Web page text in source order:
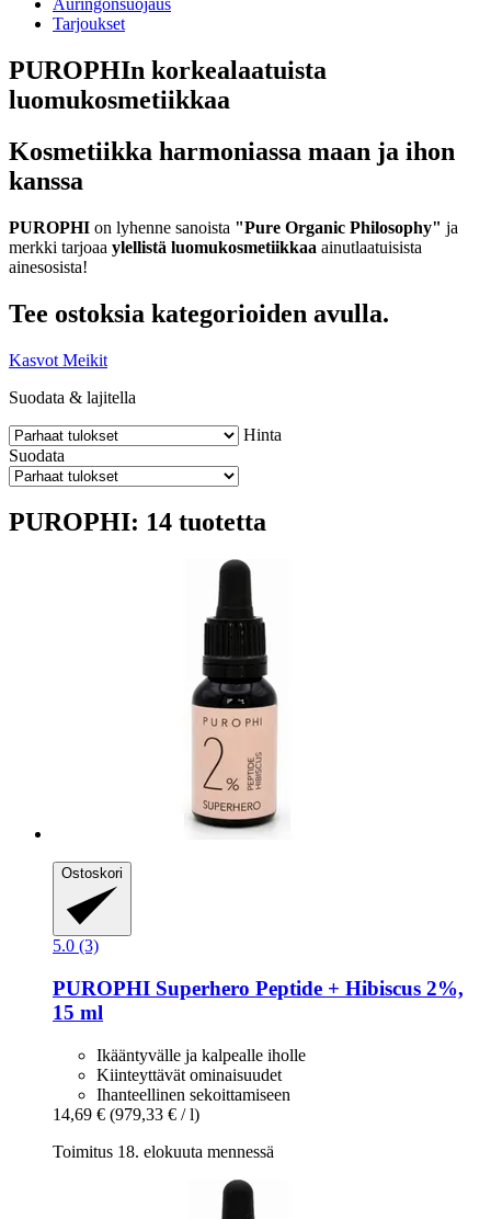
Auringonsuojaus
Tarjoukset
PUROPHIn korkealaatuista
luomukosmetiikkaa
Kosmetiikka harmoniassa maan ja ihon
kanssa
PUROPHI on lyhenne sanoista "Pure Organic Philosophy" ja
merkki tarjoaa ylellistä luomukosmetiikkaa ainutlaatuisista
ainesosista!
Tee ostoksia kategorioiden avulla.
Kasvot Meikit
Suodata & lajitella
Hinta
Suodata
PUROPHI: 14 tuotetta
Ostoskori
5.0 (3)
PUROPHI Superhero Peptide + Hibiscus 2%,
15 ml
Ikääntyvälle ja kalpealle iholle
Kiinteyttävät ominaisuudet
Ihanteellinen sekoittamiseen
14,69 € (979,33 € / l)
Toimitus 18. elokuuta mennessä